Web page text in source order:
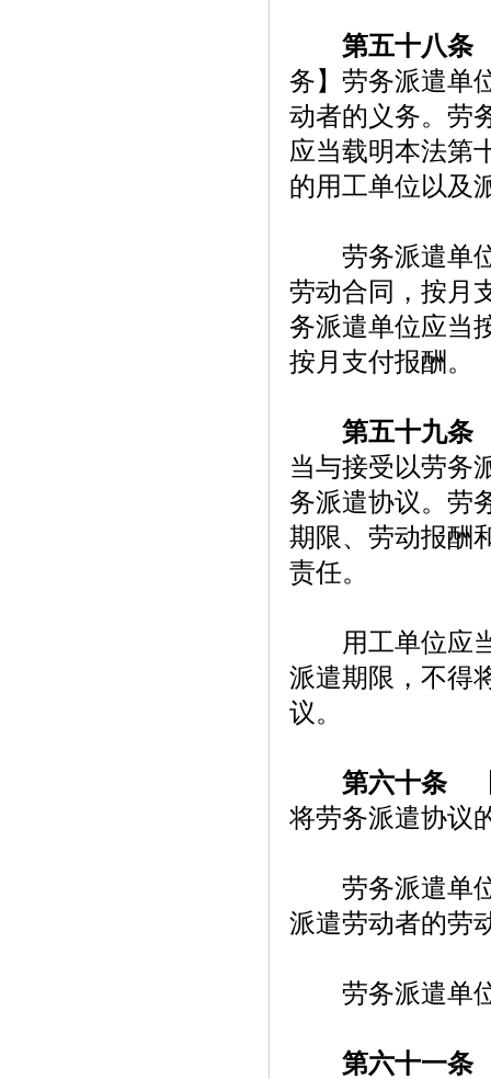
第五十八条
务】劳务派遣单
动者的义务。劳
应当载明本法第
的用工单位以及
劳务派遣单位
劳动合同，按月
务派遣单位应当
按月支付报酬。
第五十九条
当与接受以劳务
务派遣协议。劳
期限、劳动报酬
责任。
用工单位应当
派遣期限，不得
议。
第六十条
将劳务派遣协议
劳务派遣单位
派遣劳动者的劳
劳务派遣单位
第六十一条